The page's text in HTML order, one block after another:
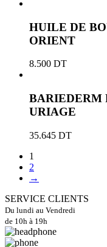
HUILE DE
ORIENT
8.500 DT
BARIEDERM
URIAGE
35.645 DT
1
2
→
SERVICE CLIENTS
Du lundi au Vendredi
de 10h à 19h